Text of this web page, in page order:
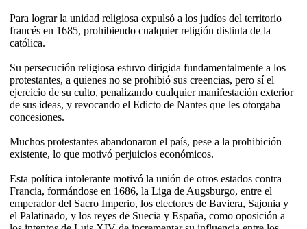
Para lograr la unidad religiosa expulsó a los judíos del territorio
francés en 1685, prohibiendo cualquier religión distinta de la
católica.
Su persecución religiosa estuvo dirigida fundamentalmente a los
protestantes, a quienes no se prohibió sus creencias, pero sí el
ejercicio de su culto, penalizando cualquier manifestación exterior
de sus ideas, y revocando el Edicto de Nantes que les otorgaba
concesiones.
Muchos protestantes abandonaron el país, pese a la prohibición
existente, lo que motivó perjuicios económicos.
Esta política intolerante motivó la unión de otros estados contra
Francia, formándose en 1686, la Liga de Augsburgo, entre el
emperador del Sacro Imperio, los electores de Baviera, Sajonia y
el Palatinado, y los reyes de Suecia y España, como oposición a